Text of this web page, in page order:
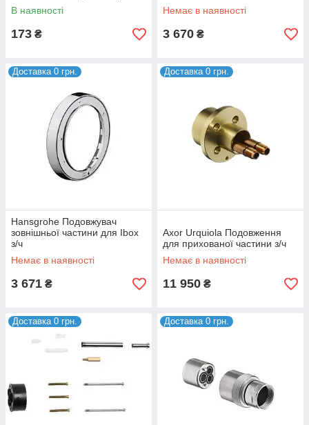
В наявності
173 ₴
Немає в наявності
3 670 ₴
Доставка 0 грн.
Hansgrohe Подовжувач
зовнішньої частини для Ibox
з/ч
Немає в наявності
3 671 ₴
Доставка 0 грн.
Axor Urquiola Подовження
для прихованої частини з/ч
Немає в наявності
11 950 ₴
Доставка 0 грн. Доставка 0 грн.